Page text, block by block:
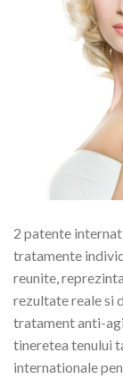
2 patente
tratamente
reunite,
rezultate reale si
tratament anti-
tineretea tenului
internationale